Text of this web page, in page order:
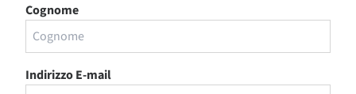
Cognome
Indirizzo E-mail